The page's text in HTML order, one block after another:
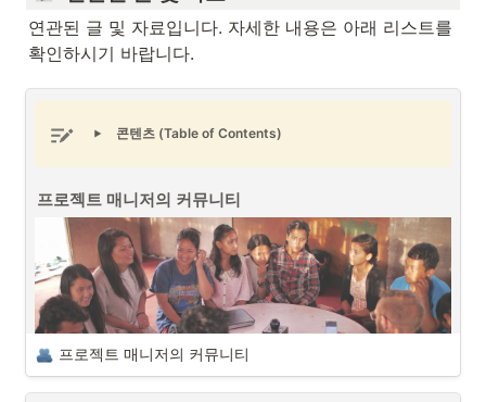
연관된 글 및 자료입니다. 자세한 내용은 아래 리스트를
확인하시기 바랍니다.
콘텐츠 (Table of Contents)
프로젝트 매니저의 커뮤니티
프로젝트 매니저의 커뮤니티